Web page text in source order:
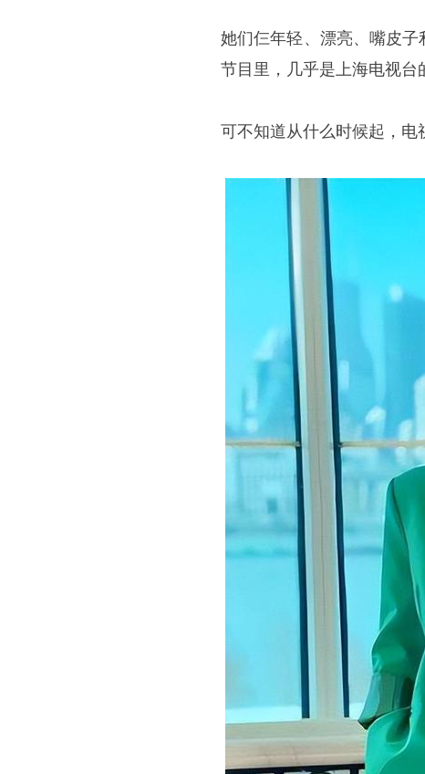
她们仨年轻、漂亮、嘴皮
节目里，几乎是上海电视台
可不知道从什么时候起，电